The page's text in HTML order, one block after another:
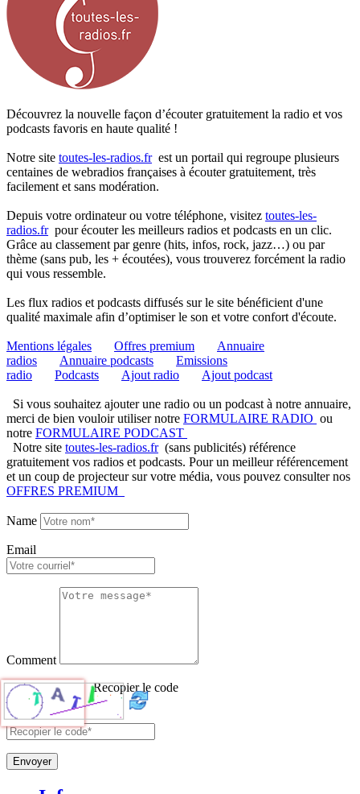
Découvrez la nouvelle façon d’écouter gratuitement la radio et vos
podcasts favoris en haute qualité !
Notre site toutes-les-radios.frest un portail qui regroupe plusieurs
centaines de webradios françaises à écouter gratuitement, très
facilement et sans modération.
Depuis votre ordinateur ou votre téléphone, visitez toutes-les-
radios.frpour écouter les meilleurs radios et podcasts en un clic.
Grâce au classement par genre (hits, infos, rock, jazz…) ou par
thème (sans pub, les + écoutées), vous trouverez forcément la radio
qui vous ressemble.
Les flux radios et podcasts diffusés sur le site bénéficient d'une
qualité maximale afin d’optimiser le son et votre confort d'écoute.
Mentions légales Offres premium
Annuaire
radios
Annuaire podcasts
Emissions
radio
Podcasts Ajout radio Ajout podcast
Si vous souhaitez ajouter une radio ou un podcast à notre annuaire,
merci de bien vouloir utiliser notre FORMULAIRE RADIO ou
notre FORMULAIRE PODCAST
Notre site toutes-les-radios.fr(sans publicités) référence
gratuitement vos radios et podcasts. Pour un meilleur référencement
et un coup de projecteur sur votre média, vous pouvez consulter nos
OFFRES PREMIUM
Name
Email
Comment
Recopier le code
Envoyer